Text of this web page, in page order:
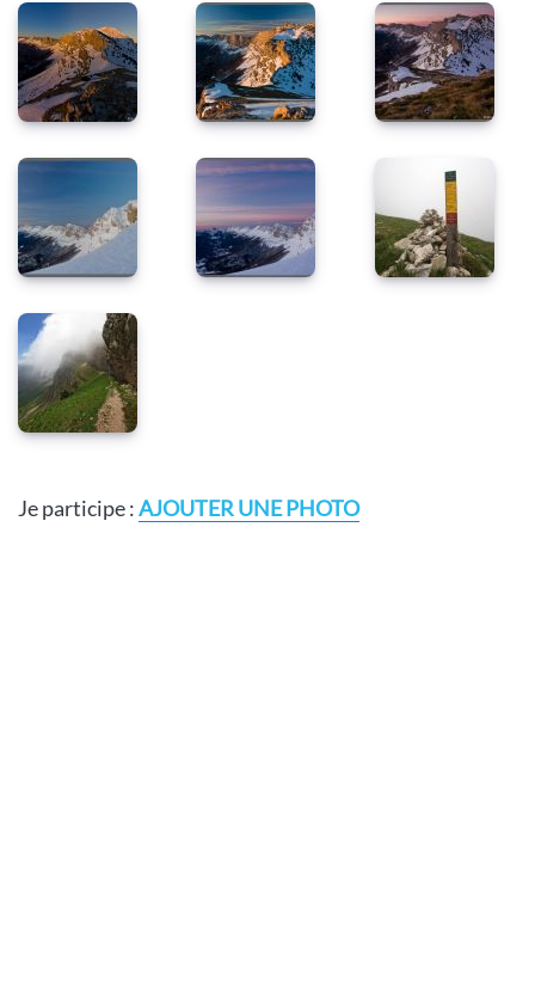
Je participe :AJOUTER UNE PHOTO